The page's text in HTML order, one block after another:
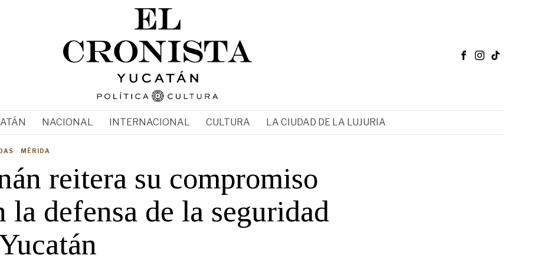
NACIONAL INTERNACIONAL CULTURA LA CIUDAD DE LA LUJURIA
· MÉRIDA
reitera su compromiso
la defensa de la seguridad